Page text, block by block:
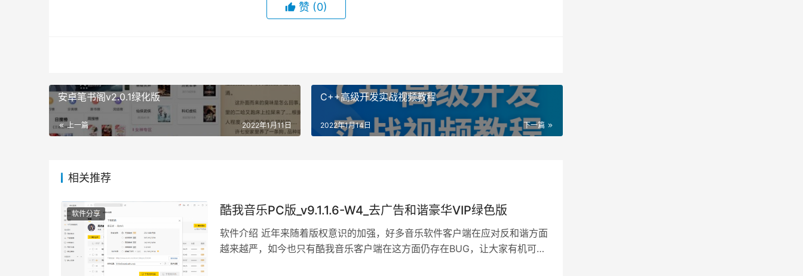
赞 (0)
安卓笔书阁v2.0.1绿化版
上一篇 2022年1月11日
C++高级开发实战视频教程
下一篇
2022年1月14日
相关推荐
软件分享 酷我音乐PC版_v9.1.1.6-W4_去广告和谐豪华VIP绿色版
软件介绍 近年来随着版权意识的加强，好多音乐软件客户端在应对反和谐方面
越来越严，如今也只有酷我音乐客户端在这方面仍存在BUG，让大家有机可